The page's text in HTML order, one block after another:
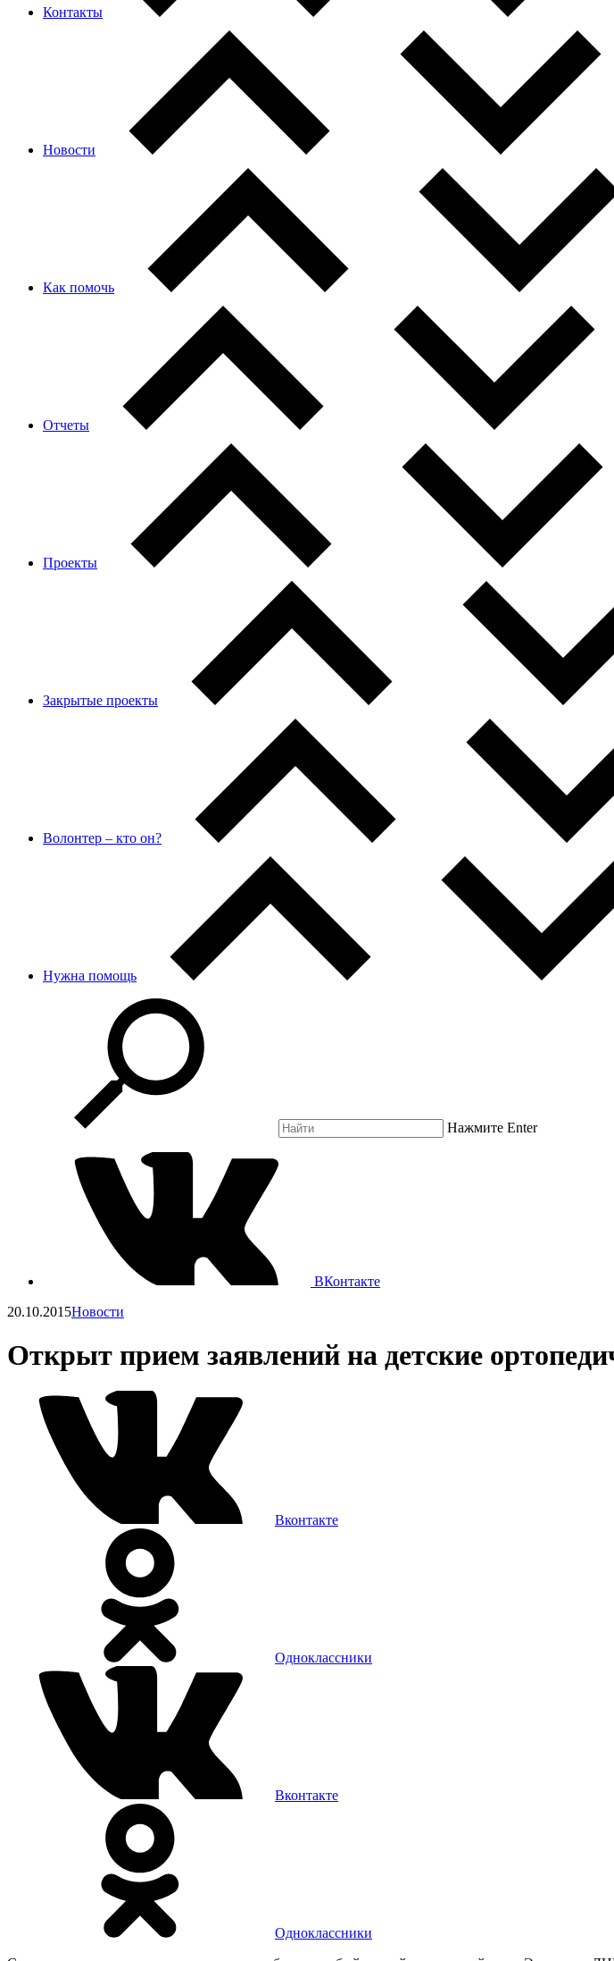
Контакты
Новости
Как помочь
Отчеты
Проекты
Закрытые проекты
Волонтер – кто он?
Нужна помощь
Нажмите Enter
ВКонтакте
20.10.2015Новости
Открыт прием заявлений на детские
Вконтакте
Одноклассники
Вконтакте
Одноклассники